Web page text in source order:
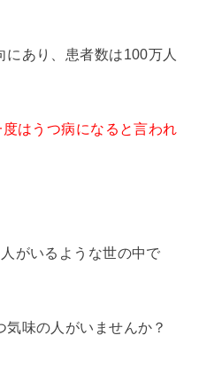
あり、患者数は100万人
はうつ病になると言われ
がいるような世の中で
味の人がいませんか？